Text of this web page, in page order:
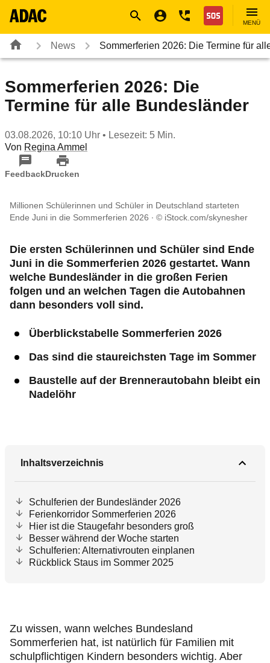
Nothilfe
MENÜ
News Sommerferien 2026: Die Termine für
Sommerferien 2026: Die
Termine für alle Bundesländer
03.08.2026, 10:10 Uhr • Lesezeit: 5 Min.
Von Regina Ammel
FeedbackDrucken
Millionen Schülerinnen und Schüler in Deutschland starteten
Ende Juni in die Sommerferien 2026
© iStock.com/skynesher
Die ersten Schülerinnen und Schüler sind Ende
Juni in die Sommerferien 2026 gestartet. Wann
welche Bundesländer in die großen Ferien
folgen und an welchen Tagen die Autobahnen
dann besonders voll sind.
Überblickstabelle Sommerferien 2026
Das sind die staureichsten Tage im Sommer
Baustelle auf der Brennerautobahn bleibt ein
Nadelöhr
Inhaltsverzeichnis
Schulferien der Bundesländer 2026
Ferienkorridor Sommerferien 2026
Hier ist die Staugefahr besonders groß
Besser während der Woche starten
Schulferien: Alternativrouten einplanen
Rückblick Staus im Sommer 2025
Zu wissen, wann welches Bundesland
Sommerferien hat, ist natürlich für Familien mit
schulpflichtigen Kindern besonders wichtig. Aber